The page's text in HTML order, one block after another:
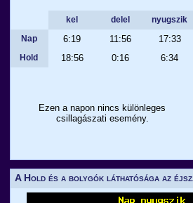
kel delel
nyugszik
Nap
6:19 11:56 17:33
Hold 18:56 0:16 6:34
Ezen a napon nincs különleges
csillagászati esemény.
A Hold és a bolygók láthatósága az